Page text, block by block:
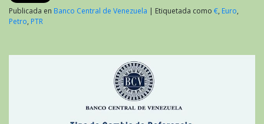
Publicada en Banco Central de Venezuela | Etiquetada como €, Euro,
Petro, PTR